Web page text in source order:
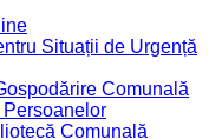
Situații de Urgență
Comunală
Comunală